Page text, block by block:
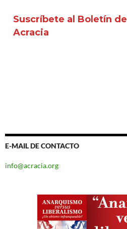
Suscríbete al Boletín de
Acracia
E-MAIL DE CONTACTO
info@acracia.org